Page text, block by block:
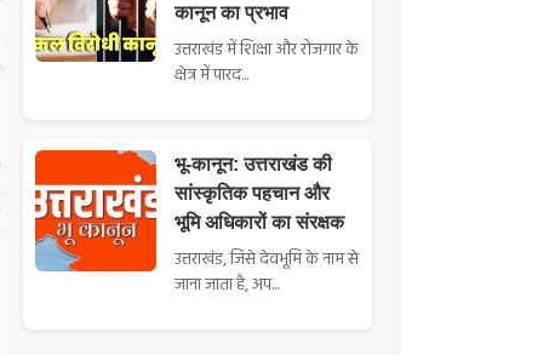
कानून का प्रभाव
उत्तराखंड में शिक्षा और रोजगार के
क्षेत्र में पारद...
भू-कानून: उत्तराखंड की
सांस्कृतिक पहचान और
भूमि अधिकारों का संरक्षक
उत्तराखंड, जिसे देवभूमि के नाम से
जाना जाता है, अप...